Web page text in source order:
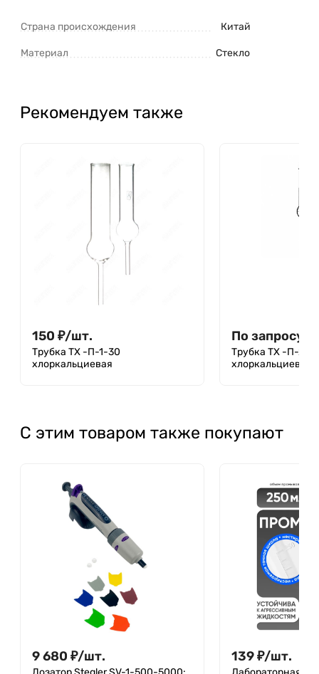
Страна происхождения Китай
Материал Стекло
Рекомендуем также
150 ₽/шт.
Трубка ТХ -П-1-30
хлоркальциевая
По запросу
Трубка ТХ -П-2-
хлоркальциевая
С этим товаром также покупают
9 680 ₽/шт. 139₽/шт.